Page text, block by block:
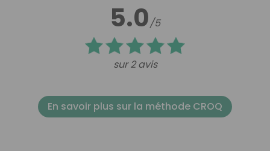
5.0/5
sur 2 avis
En savoir plus sur la méthode CROQ